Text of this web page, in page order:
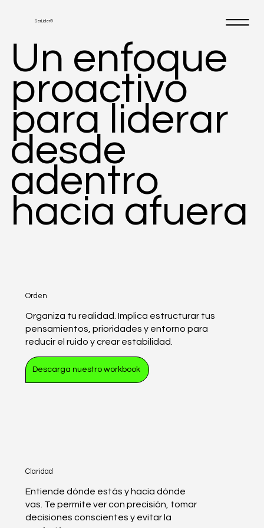
SerLider®
Un enfoque
proactivo
para liderar
desde
adentro
hacia afuera
Orden
Organiza tu realidad. Implica estructurar tus
pensamientos, prioridades y entorno para
reducir el ruido y crear estabilidad.
Descarga nuestro workbook
Claridad
Entiende dónde estás y hacia dónde
vas. Te permite ver con precisión, tomar
decisiones conscientes y evitar la